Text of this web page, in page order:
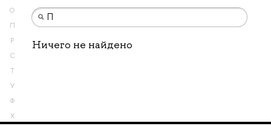
О
П
Р
С
Т
У
Ф
Х
Ничего не найдено